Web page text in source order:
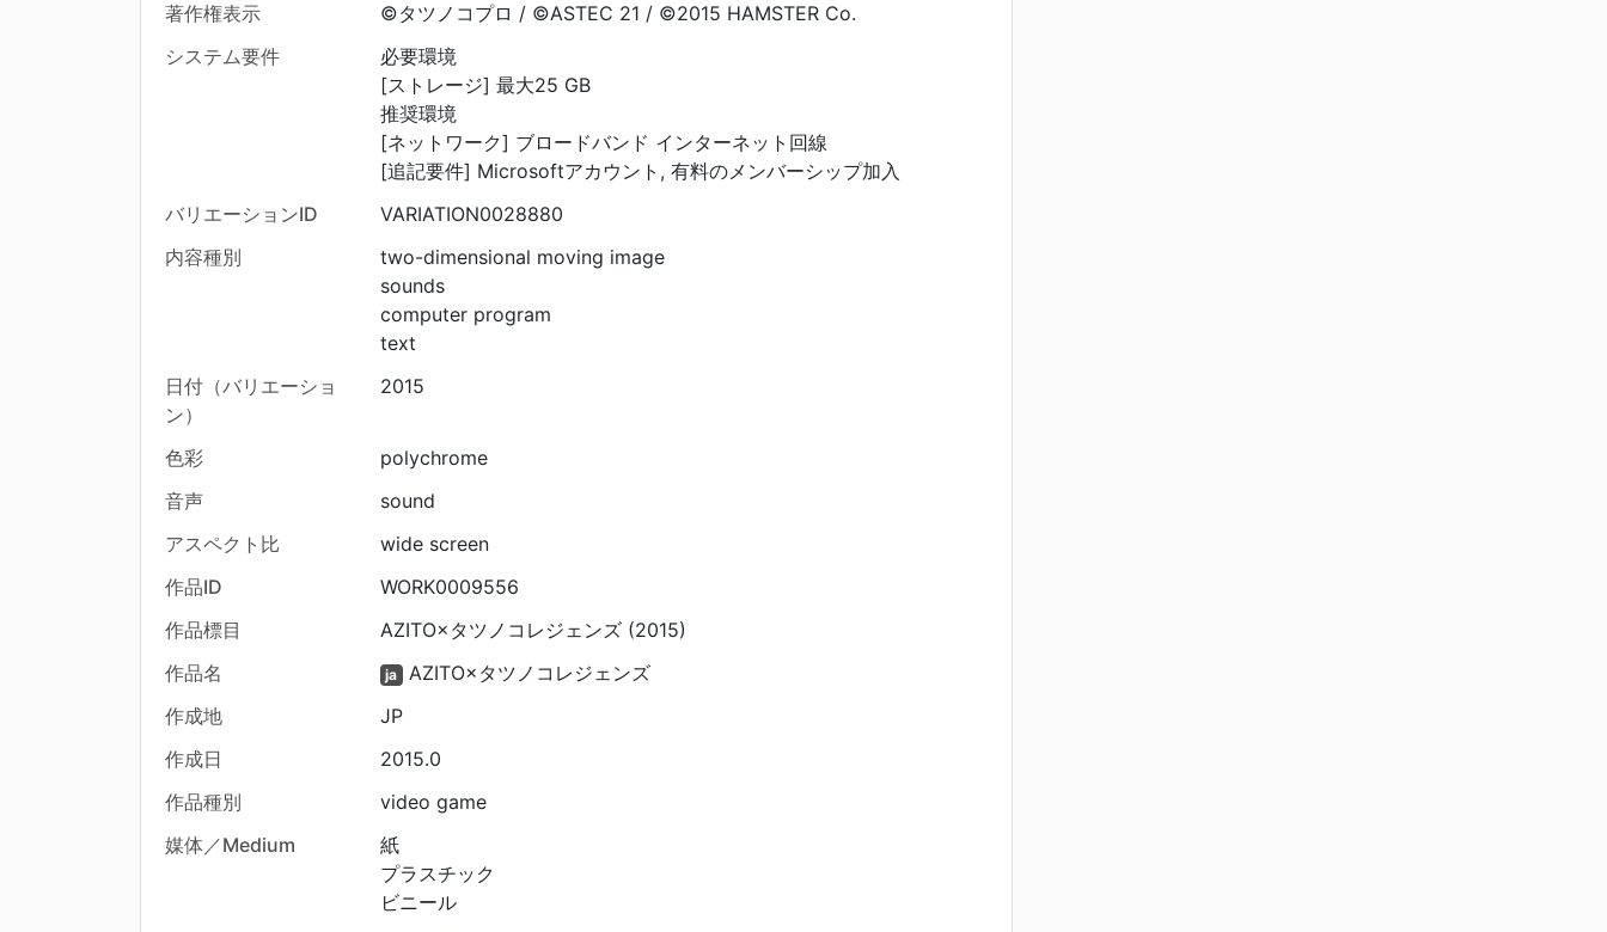
著作権表示
©タツノコプロ / ©ASTEC 21 / ©2015 HAMSTER Co.
システム要件
必要環境
[ストレージ] 最大25 GB
推奨環境
[ネットワーク] ブロードバンド インターネット回線
[追記要件] Microsoftアカウント, 有料のメンバーシップ加入
バリエーションID
VARIATION0028880
内容種別
two-dimensional moving image
sounds
computer program
text
日付（バリエーショ
ン）
2015
色彩
polychrome
音声
sound
アスペクト比
wide screen
作品ID
WORK0009556
作品標目
AZITO×タツノコレジェンズ (2015)
作品名
ja
AZITO×タツノコレジェンズ
作成地
JP
作成日
2015.0
作品種別
video game
媒体／Medium
紙
プラスチック
ビニール